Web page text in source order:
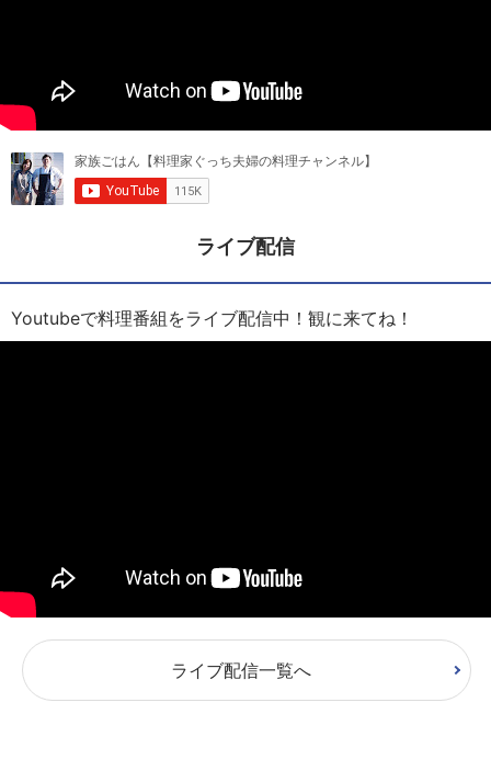
ライブ配信
Youtubeで料理番組をライブ配信中！観に来てね！
ライブ配信一覧へ